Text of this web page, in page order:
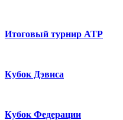
Итоговый турнир ATP
Кубок Дэвиса
Кубок Федерации